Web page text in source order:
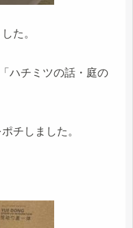
た。
ハチミツの話・庭の
チしました。